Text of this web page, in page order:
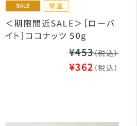
＜期限間近SALE＞［ローバ
イト］ココナッツ 50g
¥453（税込）
¥362 （税込）